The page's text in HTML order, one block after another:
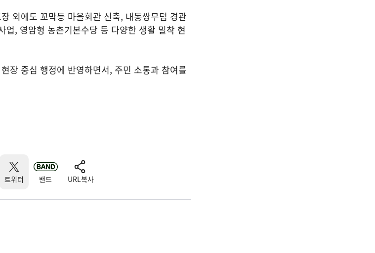
외에도 꼬막등 마을회관 신축, 내동쌍무덤 경관
, 영암형 농촌기본수당 등 다양한 생활 밀착 현
장 중심 행정에 반영하면서, 주민 소통과 참여를
트위터 밴드 URL복사